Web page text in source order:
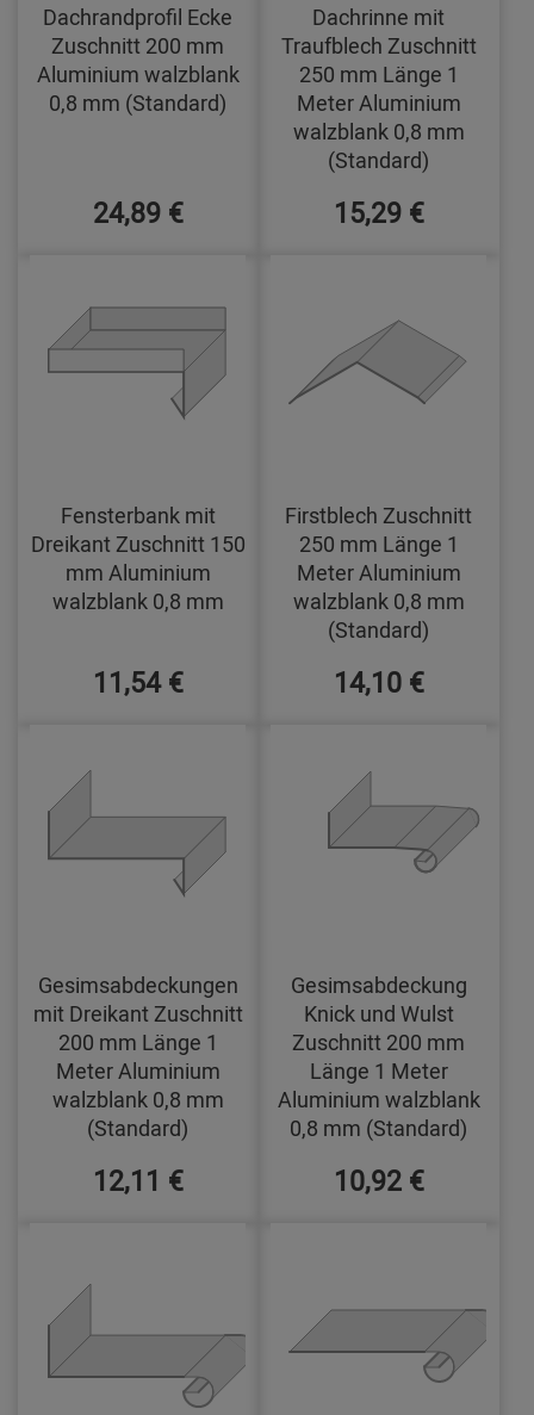
Dachrandprofil Ecke
Zuschnitt 200 mm
Aluminium walzblank
0,8 mm (Standard)
24,89 €
Dachrinne mit
Traufblech Zuschnitt
250 mm Länge 1
Meter Aluminium
walzblank 0,8 mm
(Standard)
15,29 €
Fensterbank mit
Dreikant Zuschnitt 150
mm Aluminium
walzblank 0,8 mm
11,54 €
Firstblech Zuschnitt
250 mm Länge 1
Meter Aluminium
walzblank 0,8 mm
(Standard)
14,10 €
Gesimsabdeckungen
mit Dreikant Zuschnitt
200 mm Länge 1
Meter Aluminium
walzblank 0,8 mm
(Standard)
12,11 €
Gesimsabdeckung
Knick und Wulst
Zuschnitt 200 mm
Länge 1 Meter
Aluminium walzblank
0,8 mm (Standard)
10,92 €